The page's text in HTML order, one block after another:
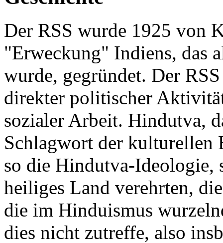
Der RSS wurde 1925 von
"Erweckung" Indiens, das
wurde, gegründet. Der
direkter politischer
sozialer Arbeit. Hindutva,
Schlagwort der kulturellen
so die Hindutva-Ideologie,
heiliges Land verehrten,
die im Hinduismus
dies nicht zutreffe, also